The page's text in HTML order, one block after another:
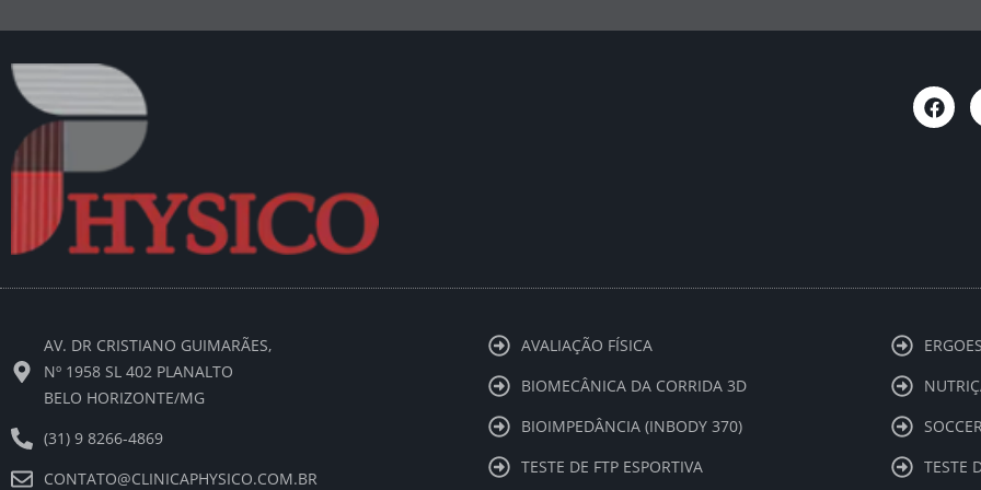
c
e
b
AV. DR CRISTIANO GUIMARÃES,
Nº 1958 SL 402 PLANALTO
BELO HORIZONTE/MG
(31) 9 8266-4869
CONTATO@CLINICAPHYSICO.COM.BR
AVALIAÇÃO FÍSICA
BIOMECÂNICA DA CORRIDA 3D
BIOIMPEDÂNCIA (INBODY 370)
TESTE DE FTP ESPORTIVA
TESTE